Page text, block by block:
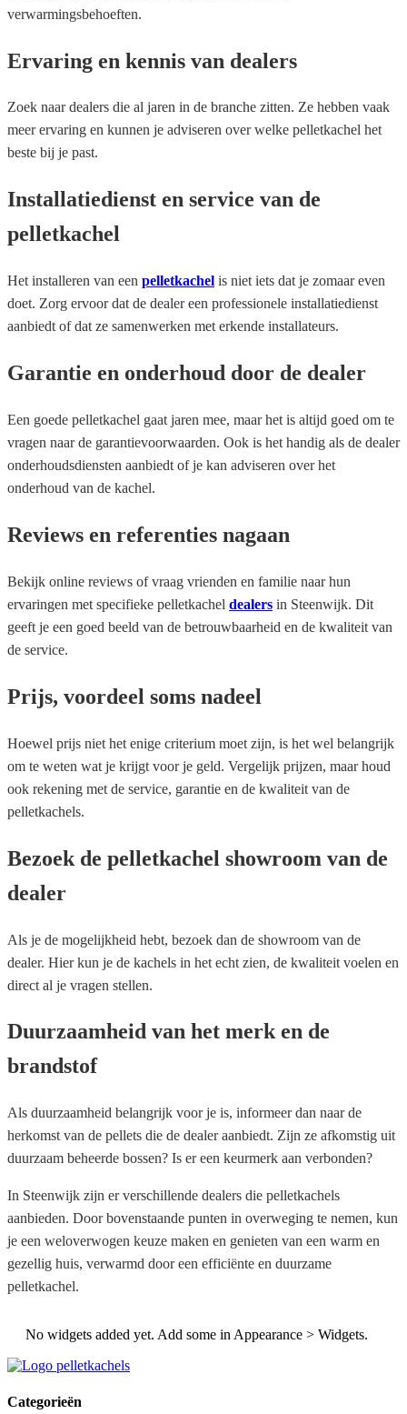
verwarmingsbehoeften.
Ervaring en kennis van dealers
Zoek naar dealers die al jaren in de branche zitten. Ze hebben vaak
meer ervaring en kunnen je adviseren over welke pelletkachel het
beste bij je past.
Installatiedienst en service van de
pelletkachel
Het installeren van een pelletkachel is niet iets dat je zomaar even
doet. Zorg ervoor dat de dealer een professionele installatiedienst
aanbiedt of dat ze samenwerken met erkende installateurs.
Garantie en onderhoud door de dealer
Een goede pelletkachel gaat jaren mee, maar het is altijd goed om te
vragen naar de garantievoorwaarden. Ook is het handig als de dealer
onderhoudsdiensten aanbiedt of je kan adviseren over het
onderhoud van de kachel.
Reviews en referenties nagaan
Bekijk online reviews of vraag vrienden en familie naar hun
ervaringen met specifieke pelletkachel dealers in Steenwijk. Dit
geeft je een goed beeld van de betrouwbaarheid en de kwaliteit van
de service.
Prijs, voordeel soms nadeel
Hoewel prijs niet het enige criterium moet zijn, is het wel belangrijk
om te weten wat je krijgt voor je geld. Vergelijk prijzen, maar houd
ook rekening met de service, garantie en de kwaliteit van de
pelletkachels.
Bezoek de pelletkachel showroom van de
dealer
Als je de mogelijkheid hebt, bezoek dan de showroom van de
dealer. Hier kun je de kachels in het echt zien, de kwaliteit voelen en
direct al je vragen stellen.
Duurzaamheid van het merk en de
brandstof
Als duurzaamheid belangrijk voor je is, informeer dan naar de
herkomst van de pellets die de dealer aanbiedt. Zijn ze afkomstig uit
duurzaam beheerde bossen? Is er een keurmerk aan verbonden?
In Steenwijk zijn er verschillende dealers die pelletkachels
aanbieden. Door bovenstaande punten in overweging te nemen, kun
je een weloverwogen keuze maken en genieten van een warm en
gezellig huis, verwarmd door een efficiënte en duurzame
pelletkachel.
No widgets added yet. Add some in Appearance > Widgets.
Categorieën